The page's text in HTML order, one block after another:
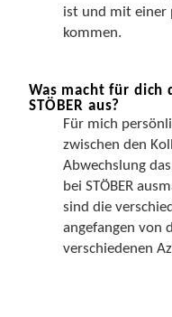
ist und mit einer
kommen.
Was macht für dich
STÖBER aus?
Für mich
zwischen den
Abwechslung
bei STÖBER
sind die
angefangen von
verschiedenen